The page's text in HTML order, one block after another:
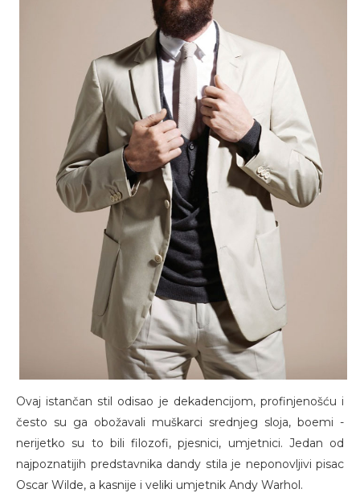
Ovaj istančan stil odisao je dekadencijom, profinjenošću i
često su ga obožavali muškarci srednjeg sloja, boemi -
nerijetko su to bili filozofi, pjesnici, umjetnici. Jedan od
najpoznatijih predstavnika dandy stila je neponovljivi pisac
Oscar Wilde, a kasnije i veliki umjetnik Andy Warhol.